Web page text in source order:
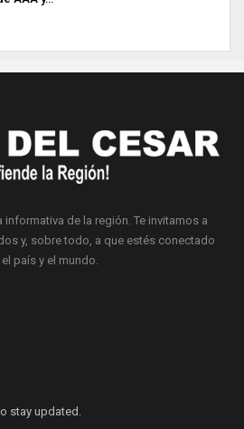
informativa de la región. Te invitamos a
y, sobre todo, a que estés conectado
país y el mundo.
stay updated.